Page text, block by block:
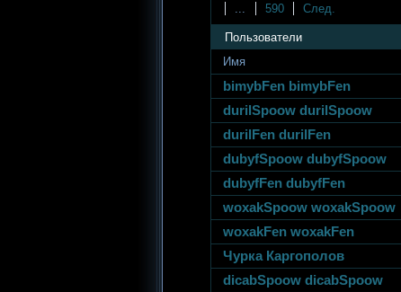
590 След.
Пользователи
Имя
bimybFen bimybFen
durilSpoow durilSpoow
durilFen durilFen
dubyfSpoow dubyfSpoow
dubyfFen dubyfFen
woxakSpoow woxakSpoow
woxakFen woxakFen
Чурка Каргополов
dicabSpoow dicabSpoow